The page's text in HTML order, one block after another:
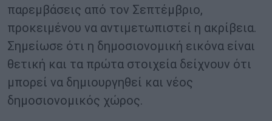
παρεμβάσεις από τον Σεπτέμβριο,
προκειμένου να αντιμετωπιστεί η ακρίβεια.
Σημείωσε ότι η δημοσιονομική εικόνα είναι
θετική και τα πρώτα στοιχεία δείχνουν ότι
μπορεί να δημιουργηθεί και νέος
δημοσιονομικός χώρος.